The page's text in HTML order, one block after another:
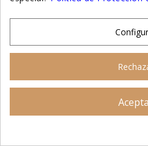
6 ALIMENTOS PARA
HIDRATAR A TU PERRO EN
hidratado es crucial para su
verano. Incorpora estos